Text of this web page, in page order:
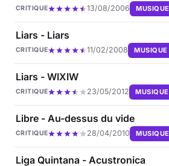
CRITIQUE 13/08/2006 MUSIQUE
Liars - Liars
CRITIQUE 11/02/2008 MUSIQUE
Liars - WIXIW
CRITIQUE 23/05/2012 MUSIQUE
Libre - Au-dessus du vide
CRITIQUE 28/04/2010 MUSIQUE
Liga Quintana - Acustronica